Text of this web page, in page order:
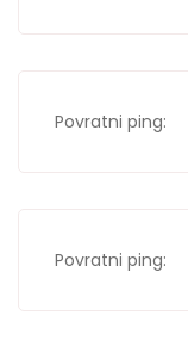
Povratni ping:
Povratni ping: